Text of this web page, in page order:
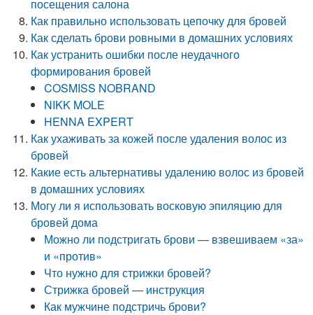
посещения салона
Как правильно использовать цепочку для бровей
Как сделать брови ровными в домашних условиях
Как устранить ошибки после неудачного
формирования бровей
COSMISS NOBRAND
NIKK MOLE
HENNA EXPERT
Как ухаживать за кожей после удаления волос из
бровей
Какие есть альтернативы удалению волос из бровей
в домашних условиях
Могу ли я использовать восковую эпиляцию для
бровей дома
Можно ли подстригать брови — взвешиваем «за»
и «против»
Что нужно для стрижки бровей?
Стрижка бровей — инструкция
Как мужчине подстричь брови?